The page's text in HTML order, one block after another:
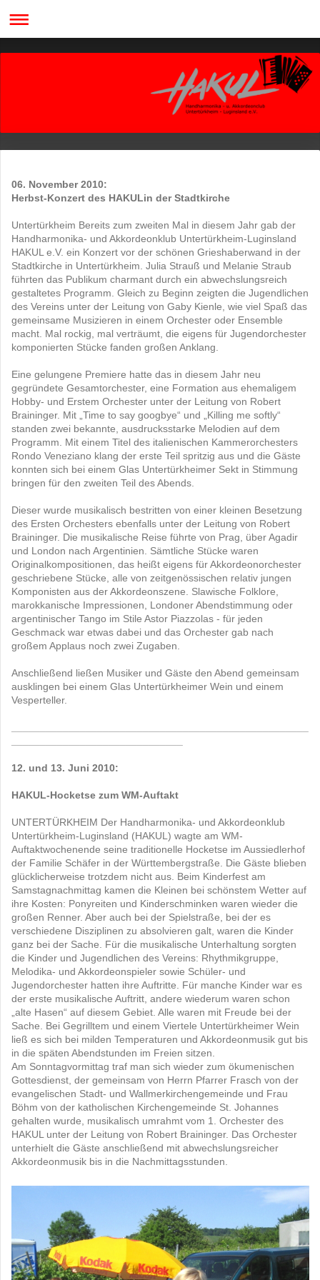
06. November 2010:
Herbst-Konzert des HAKULin der Stadtkirche
Untertürkheim Bereits zum zweiten Mal in diesem Jahr gab der
Handharmonika- und Akkordeonklub Untertürkheim-Luginsland
HAKUL e.V. ein Konzert vor der schönen Grieshaberwand in der
Stadtkirche in Untertürkheim. Julia Strauß und Melanie Straub
führten das Publikum charmant durch ein abwechslungsreich
gestaltetes Programm. Gleich zu Beginn zeigten die Jugendlichen
des Vereins unter der Leitung von Gaby Kienle, wie viel Spaß das
gemeinsame Musizieren in einem Orchester oder Ensemble
macht. Mal rockig, mal verträumt, die eigens für Jugendorchester
komponierten Stücke fanden großen Anklang.
Eine gelungene Premiere hatte das in diesem Jahr neu
gegründete Gesamtorchester, eine Formation aus ehemaligem
Hobby- und Erstem Orchester unter der Leitung von Robert
Braininger. Mit „Time to say googbye“ und „Killing me softly“
standen zwei bekannte, ausdrucksstarke Melodien auf dem
Programm. Mit einem Titel des italienischen Kammerorchesters
Rondo Veneziano klang der erste Teil spritzig aus und die Gäste
konnten sich bei einem Glas Untertürkheimer Sekt in Stimmung
bringen für den zweiten Teil des Abends.
Dieser wurde musikalisch bestritten von einer kleinen Besetzung
des Ersten Orchesters ebenfalls unter der Leitung von Robert
Braininger. Die musikalische Reise führte von Prag, über Agadir
und London nach Argentinien. Sämtliche Stücke waren
Originalkompositionen, das heißt eigens für Akkordeonorchester
geschriebene Stücke, alle von zeitgenössischen relativ jungen
Komponisten aus der Akkordeonszene. Slawische Folklore,
marokkanische Impressionen, Londoner Abendstimmung oder
argentinischer Tango im Stile Astor Piazzolas - für jeden
Geschmack war etwas dabei und das Orchester gab nach
großem Applaus noch zwei Zugaben.
Anschließend ließen Musiker und Gäste den Abend gemeinsam
ausklingen bei einem Glas Untertürkheimer Wein und einem
Vesperteller.
12. und 13. Juni 2010:
HAKUL-Hocketse zum WM-Auftakt
UNTERTÜRKHEIM Der Handharmonika- und Akkordeonklub
Untertürkheim-Luginsland (HAKUL) wagte am WM-
Auftaktwochenende seine traditionelle Hocketse im Aussiedlerhof
der Familie Schäfer in der Württembergstraße. Die Gäste blieben
glücklicherweise trotzdem nicht aus. Beim Kinderfest am
Samstagnachmittag kamen die Kleinen bei schönstem Wetter auf
ihre Kosten: Ponyreiten und Kinderschminken waren wieder die
großen Renner. Aber auch bei der Spielstraße, bei der es
verschiedene Disziplinen zu absolvieren galt, waren die Kinder
ganz bei der Sache. Für die musikalische Unterhaltung sorgten
die Kinder und Jugendlichen des Vereins: Rhythmikgruppe,
Melodika- und Akkordeonspieler sowie Schüler- und
Jugendorchester hatten ihre Auftritte. Für manche Kinder war es
der erste musikalische Auftritt, andere wiederum waren schon
„alte Hasen“ auf diesem Gebiet. Alle waren mit Freude bei der
Sache. Bei Gegrilltem und einem Viertele Untertürkheimer Wein
ließ es sich bei milden Temperaturen und Akkordeonmusik gut bis
in die späten Abendstunden im Freien sitzen.
Am Sonntagvormittag traf man sich wieder zum ökumenischen
Gottesdienst, der gemeinsam von Herrn Pfarrer Frasch von der
evangelischen Stadt- und Wallmerkirchengemeinde und Frau
Böhm von der katholischen Kirchengemeinde St. Johannes
gehalten wurde, musikalisch umrahmt vom 1. Orchester des
HAKUL unter der Leitung von Robert Braininger. Das Orchester
unterhielt die Gäste anschließend mit abwechslungsreicher
Akkordeonmusik bis in die Nachmittagsstunden.